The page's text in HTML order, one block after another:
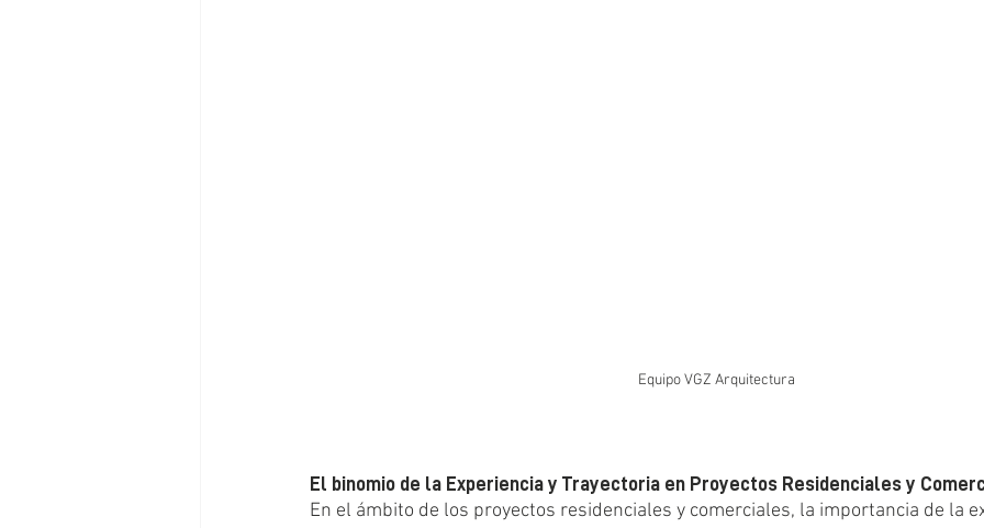
Equipo VGZ Arquitectura
El binomio de la Experiencia y Trayectoria en Proyectos Residenciales y
En el ámbito de los proyectos residenciales y comerciales, la importancia de la